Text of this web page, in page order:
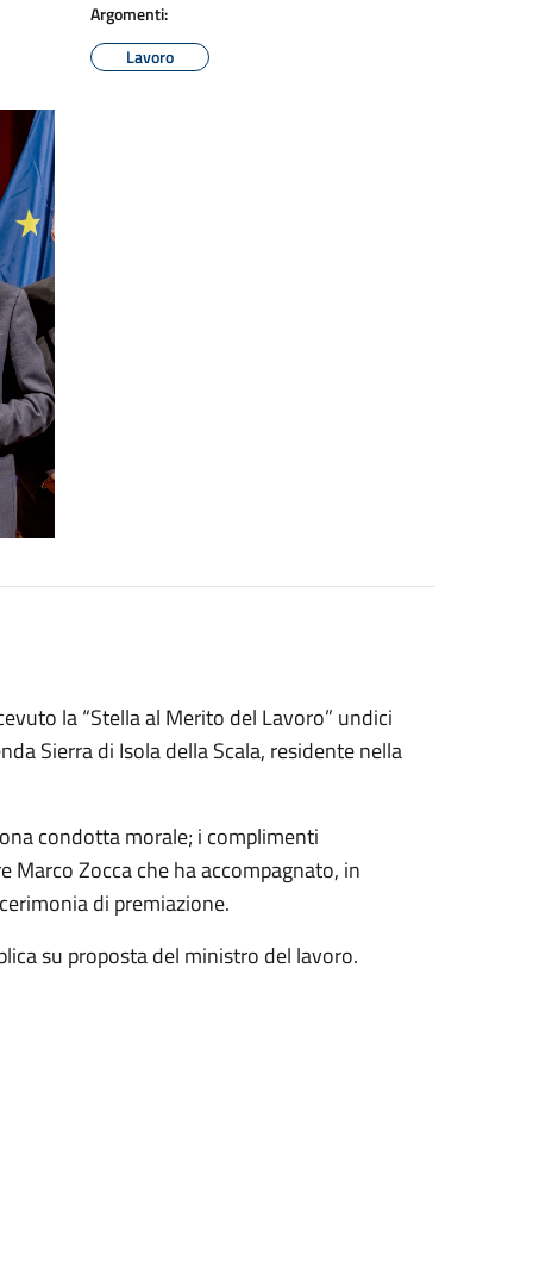
Argomenti:
Lavoro
la “Stella al Merito del Lavoro” undici
Sierra di Isola della Scala, residente nella
condotta morale; i complimenti
Marco Zocca che ha accompagnato, in
di premiazione.
su proposta del ministro del lavoro.